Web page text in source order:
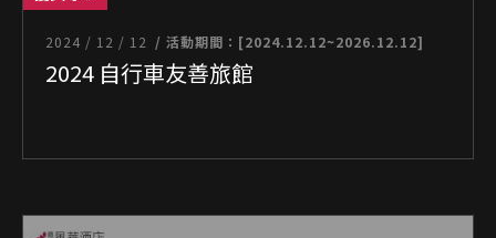
2024 / 12 / 12 / 活動期間：[2024.12.12~2026.12.12]
2024 自行車友善旅館